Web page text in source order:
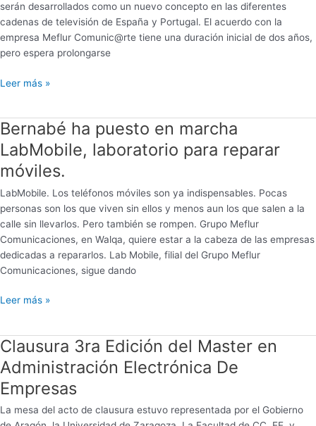
serán desarrollados como un nuevo concepto en las diferentes
cadenas de televisión de España y Portugal. El acuerdo con la
empresa Meflur Comunic@rte tiene una duración inicial de dos años,
pero espera prolongarse
entre
Comunic@rte
y
Million
Leer más »
Bernabé ha puesto en marcha
LabMobile, laboratorio para reparar
móviles.
LabMobile. Los teléfonos móviles son ya indispensables. Pocas
personas son los que viven sin ellos y menos aun los que salen a la
calle sin llevarlos. Pero también se rompen. Grupo Meflur
Comunicaciones, en Walqa, quiere estar a la cabeza de las empresas
dedicadas a repararlos. Lab Mobile, filial del Grupo Meflur
Comunicaciones, sigue dando
Bernabé
ha
puesto
en
marcha
laboratorio
para
reparar
móviles.
Leer más »
Clausura 3ra Edición del Master en
Administración Electrónica De
Empresas
La mesa del acto de clausura estuvo representada por el Gobierno
Clausura
3ra
Edición
del
Master
en